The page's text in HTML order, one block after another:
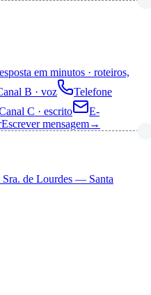
em minutos · roteiros,
B · voz
Telefone
C · escrito
E-
Escrever mensagem→
de Lourdes — Santa